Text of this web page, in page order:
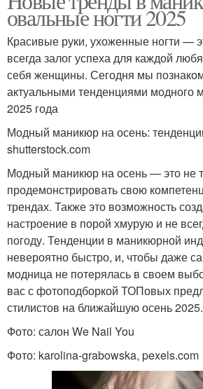
Маникюр для коротких
ногтей
Маникюр по сравнению
Маникюр на квадратные
ногти
Белый лак
Маникюр по мокрому
лаку
овальные ногти 2025
Красивые руки, ухоженные ногти —
всегда залог успеха для каждой
себя женщины. Сегодня мы
актуальными тенденциями модного
2025 года
Модный маникюр на осень:
shutterstock.com
Модный маникюр на осень — это не
продемонстрировать свою
трендах. Также это возможность
настроение в порой хмурую и не
погоду. Тенденции в маникюрной
невероятно быстро, и, чтобы даже
модница не потерялась в своем
вас с фотоподборкой ТОПовых
стилистов на ближайшую осень 2025.
Фото: салон We Nail You
Фото: karolina-grabowska, pexels.com